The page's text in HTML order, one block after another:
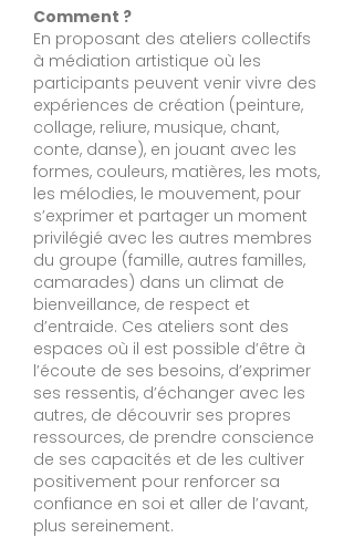
Comment ?
En proposant des ateliers collectifs
à médiation artistique où les
participants peuvent venir vivre des
expériences de création (peinture,
collage, reliure, musique, chant,
conte, danse), en jouant avec les
formes, couleurs, matières, les mots,
les mélodies, le mouvement, pour
s’exprimer et partager un moment
privilégié avec les autres membres
du groupe (famille, autres familles,
camarades) dans un climat de
bienveillance, de respect et
d’entraide. Ces ateliers sont des
espaces où il est possible d’être à
l’écoute de ses besoins, d’exprimer
ses ressentis, d’échanger avec les
autres, de découvrir ses propres
ressources, de prendre conscience
de ses capacités et de les cultiver
positivement pour renforcer sa
confiance en soi et aller de l’avant,
plus sereinement.